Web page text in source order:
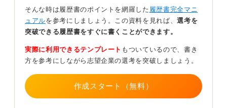
スピード感重視！ アピール材料が増えたときは後か
ら提出しよう
く、手元にある最新のものを速やかに提出することのほ
うが重要です。
ビジネスにおいてはスピード感を持って対応することが
評価されます。悩まずに今あるものを出してください。
そんな時は履歴書のポイントを網羅した 履歴書完全マニ
ュアルを参考にしましょう。この資料を見れば、選考を
突破できる履歴書をすぐに書くことができます。
実際に利用できるテンプレート もついているので、書き
方を参考にしながら志望企業の選考を突破しましょう。
作成スタート（無料）